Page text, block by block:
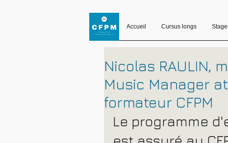
Accueil Cursus longs
Nicolas RAULIN,
Music Manager
formateur CFPM
Le programme